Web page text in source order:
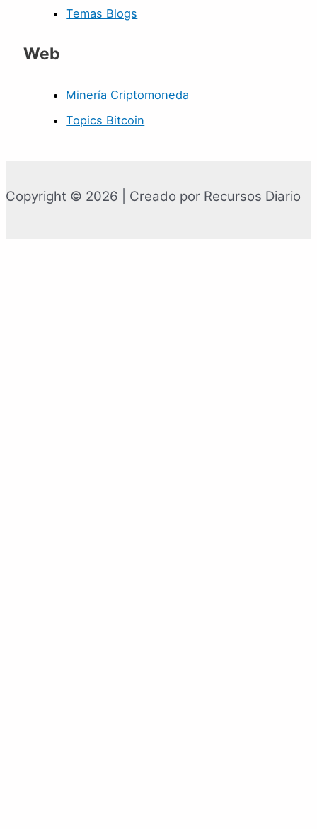
Temas Blogs
Web
Minería Criptomoneda
Topics Bitcoin
Copyright © 2026 | Creado por Recursos Diario